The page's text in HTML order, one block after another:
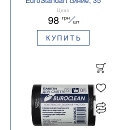
л, 100 шт, BuroClean,
10200023
Цена
98 грн
шт
КУПИТЬ